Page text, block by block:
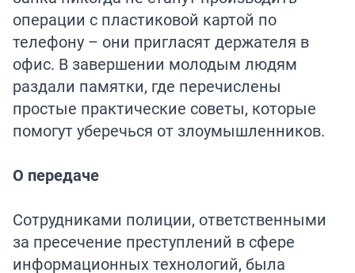
операции с пластиковой картой по
телефону – они пригласят держателя в
офис. В завершении молодым людям
раздали памятки, где перечислены
простые практические советы, которые
помогут уберечься от злоумышленников.
О передаче
Сотрудниками полиции, ответственными
за пресечение преступлений в сфере
информационных технологий, была